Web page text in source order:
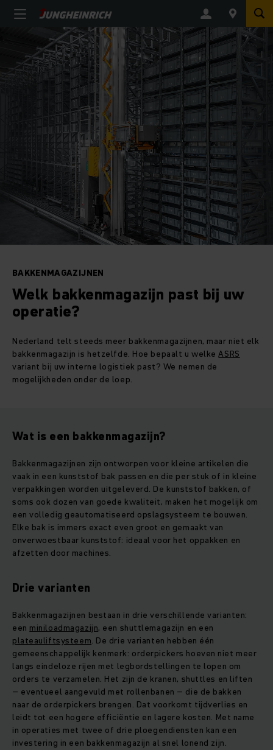
BAKKENMAGAZIJNEN
Welk bakkenmagazijn past bij uw
operatie?
Nederland telt steeds meer bakkenmagazijnen, maar niet elk
bakkenmagazijn is hetzelfde. Hoe bepaalt u welkeASRS
variant bij uw interne logistiek past? We nemen de
mogelijkheden onder de loep.
Wat is een bakkenmagazijn?
Bakkenmagazijnen zijn ontworpen voor kleine artikelen die
vaak in een kunststof bak passen en die per stuk of in kleine
verpakkingen worden uitgeleverd. De kunststof bakken, of
soms ook dozen van goede kwaliteit, maken het mogelijk om
een volledig geautomatiseerd opslagsysteem te bouwen.
Elke bak is immers exact even groot en gemaakt van
onverwoestbaar kunststof: ideaal voor het oppakken en
afzetten door machines.
Drie varianten
Bakkenmagazijnen bestaan in drie verschillende varianten:
een miniloadmagazijn, een shuttlemagazijn en een
plateauliftsysteem. De drie varianten hebben één
gemeenschappelijk kenmerk: orderpickers hoeven niet meer
langs eindeloze rijen met legbordstellingen te lopen om
orders te verzamelen. Het zijn de kranen, shuttles en liften
– eventueel aangevuld met rollenbanen – die de bakken
naar de orderpickers brengen. Dat voorkomt tijdverlies en
leidt tot een hogere efficiëntie en lagere kosten. Met name
in operaties met twee of drie ploegendiensten kan een
investering in een bakkenmagazijn al snel lonend zijn.